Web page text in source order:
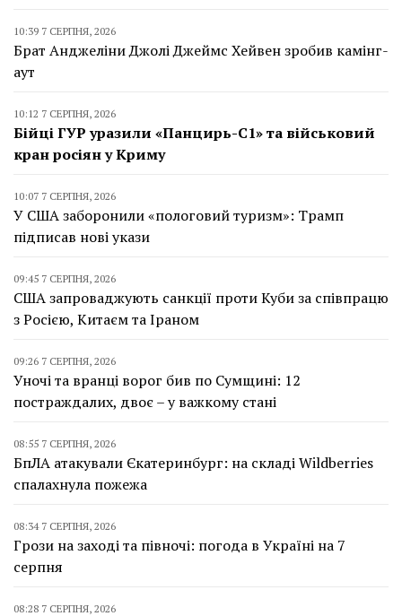
10:39 7 СЕРПНЯ, 2026
Брат Анджеліни Джолі Джеймс Хейвен зробив камінг-
аут
10:12 7 СЕРПНЯ, 2026
Бійці ГУР уразили «Панцирь-С1» та військовий
кран росіян у Криму
10:07 7 СЕРПНЯ, 2026
У США заборонили «пологовий туризм»: Трамп
підписав нові укази
09:45 7 СЕРПНЯ, 2026
США запроваджують санкції проти Куби за співпрацю
з Росією, Китаєм та Іраном
09:26 7 СЕРПНЯ, 2026
Уночі та вранці ворог бив по Сумщині: 12
постраждалих, двоє – у важкому стані
08:55 7 СЕРПНЯ, 2026
БпЛА атакували Єкатеринбург: на складі Wildberries
спалахнула пожежа
08:34 7 СЕРПНЯ, 2026
Грози на заході та півночі: погода в Україні на 7
серпня
08:28 7 СЕРПНЯ, 2026